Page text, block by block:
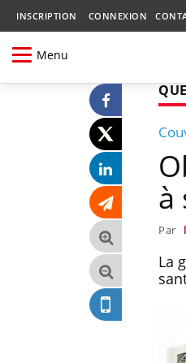
INSCRIPTION CONNEXION
Menu
à
Par
La